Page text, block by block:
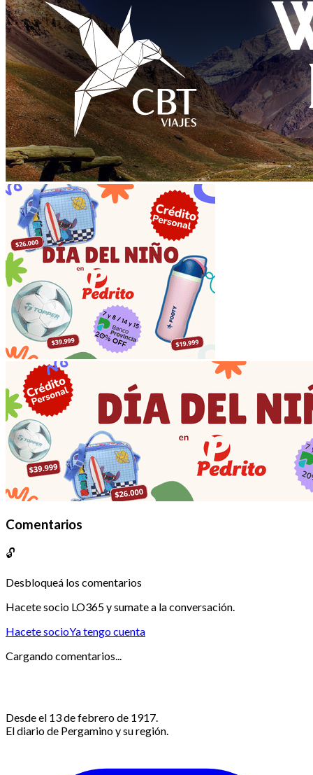
Comentarios
🔓
Desbloqueá los comentarios
Hacete socio LO365 y sumate a la conversación.
Hacete socioYa tengo cuenta
Cargando comentarios...
Desde el 13 de febrero de 1917.
El diario de Pergamino y su región.